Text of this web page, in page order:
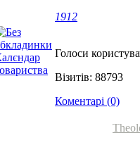
1912
Голоси
Візитів: 88793
Коментарі (0)